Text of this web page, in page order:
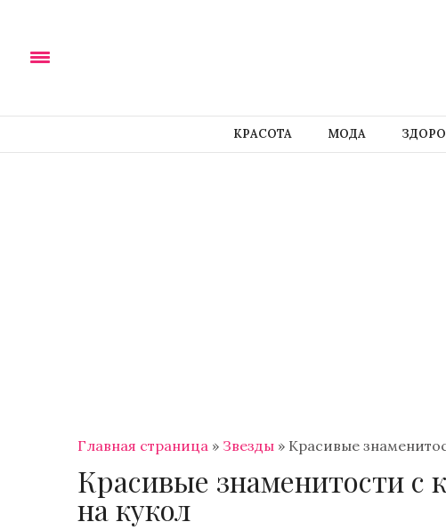
КРАСОТА МОДА
Главная страница » Звезды » Красивые
Красивые знаменитости
на кукол